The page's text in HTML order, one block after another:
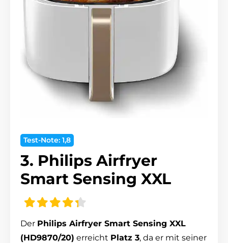
Test-Note: 1,8
3. Philips Airfryer
Smart Sensing XXL
Der Philips Airfryer Smart Sensing XXL
(HD9870/20) erreicht Platz 3, da er mit seiner